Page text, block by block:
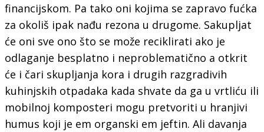
financijskom. Pa tako oni kojima se zapravo fućka
za okoliš ipak nađu rezona u drugome. Sakupljat
će oni sve ono što se može reciklirati ako je
odlaganje besplatno i neproblematično a otkrit
će i čari skupljanja kora i drugih razgradivih
kuhinjskih otpadaka kada shvate da ga u vrtliću ili
mobilnoj komposteri mogu pretvoriti u hranjivi
humus koji je em organski em jeftin. Ali davanja